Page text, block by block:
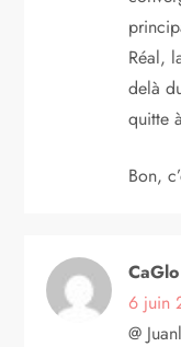
Réal,
delà
quitte
Bon,
CaGlo
6 juin
@